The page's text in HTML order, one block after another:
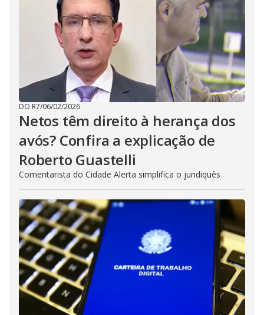
DO R7/06/02/2026
Netos têm direito à herança dos
avós? Confira a explicação de
Roberto Guastelli
Comentarista do Cidade Alerta simplifica o juridiquês